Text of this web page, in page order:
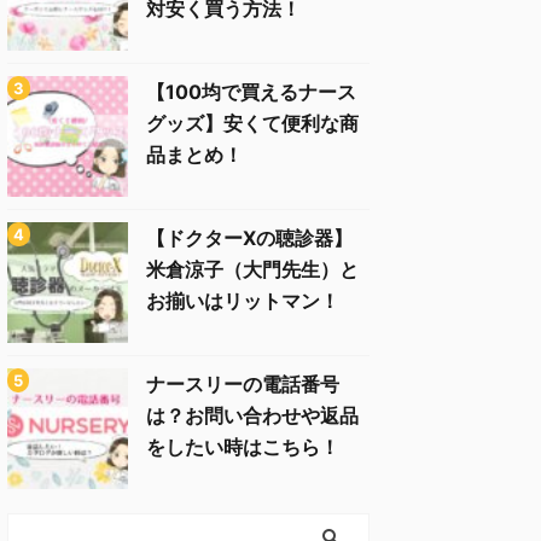
対安く買う方法！
【100均で買えるナース
グッズ】安くて便利な商
品まとめ！
【ドクターXの聴診器】
米倉涼子（大門先生）と
お揃いはリットマン！
ナースリーの電話番号
は？お問い合わせや返品
をしたい時はこちら！